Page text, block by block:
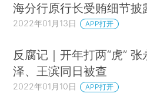
海分行原行长受贿细节披
2022年01月13日 APP打开
反腐记｜开年打两“虎” 张
泽、王滨同日被查
2022年01月10日 APP打开